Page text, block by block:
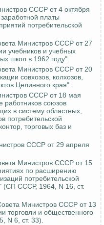
СССР от 4 октября
платы
потребительской
Министров СССР от 27
учебников и учебных
школ в 1962 году".
Министров СССР от 20
совхозов, колхозов,
Целинного края".
СССР от 18 мая
работников союзов
в систему областных,
потребительской
торговых баз и
СССР от 29 апреля
Министров СССР от 15
по расширению
потребительской
(СП СССР, 1964, N 16, ст.
Министров СССР от 13
торговли и общественного
N 6, ст. 33).